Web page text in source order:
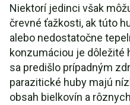
Niektorí jedinci však
črevné ťažkosti, ak túto
alebo nedostatočne
konzumáciou je dôležité
sa predišlo prípadným
parazitické huby majú
obsah bielkovín a